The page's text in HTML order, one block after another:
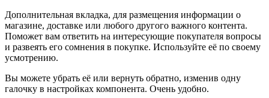
Дополнительная вкладка, для размещения информации о
магазине, доставке или любого другого важного контента.
Поможет вам ответить на интересующие покупателя вопросы
и развеять его сомнения в покупке. Используйте её по своему
усмотрению.
Вы можете убрать её или вернуть обратно, изменив одну
галочку в настройках компонента. Очень удобно.